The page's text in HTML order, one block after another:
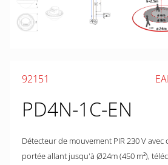
92151
PD4N-1C-EN
Détecteur de mouvement PIR 230 V avec
portée allant jusqu'à Ø24m (450 m²),